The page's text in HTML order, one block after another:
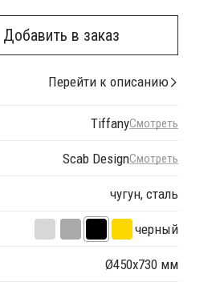
Добавить в заказ
Перейти к описанию
TiffanyСмотреть
Scab DesignСмотреть
чугун, сталь
черный
Ø450х730 мм